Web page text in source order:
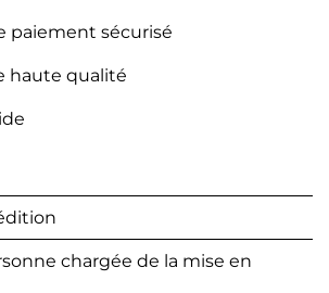
paiement sécurisé
haute qualité
chargée de la mise en